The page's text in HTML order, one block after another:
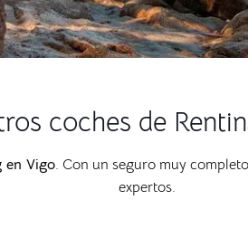
coches de
en Vigo. Con un seguro muy
expertos.